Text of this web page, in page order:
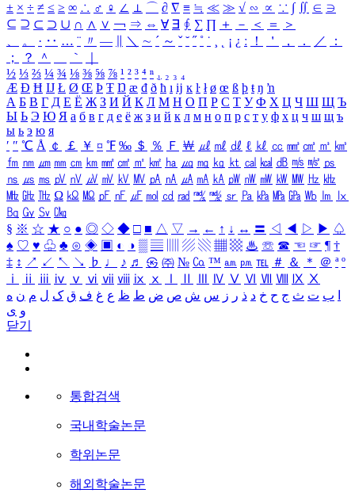
± × ÷ ≠ ≤ ≥ ∞ ∴ ♂ ♀ ∠ ⊥ ⌒ ∂ ∇ ≡ ≒ ≪ ≫ √ ∽ ∝ ∵ ∫ ∬ ∈ ∋
⊆ ⊇ ⊂ ⊃ ∪ ∩ ∧ ∨ ￢ ⇒ ⇔ ∀ ∃ ∮ ∑ ∏ ＋ － ＜ ＝
＞
、
。 · ‥ … ¨ 〃 ― ＼ ∼ ´ ～ ˇ ˘ ˝ ˚ ˙ ¸ ¡ ¿ ː ！ ＇ ， ． ／
：
；
？ ＾ ｀
½ ⅓ ⅔ ¼ ¾ ⅛ ⅜ ⅝ ⅞ ¹ ² ³ ⁴ ⁿ ₁ ₂ ₃ ₄
Æ Ð Ħ Ĳ Ł Ø Œ Þ Ŧ Ŋ æ đ ð ħ ı ĳ ĸ ŀ ł ø œ ß þ ŧ ŋ ŉ
А Б В Г Д Е Ё Ж З И Й К Л М Н О П Р С Т У Ф Х Ц Ч Ш Щ Ъ
Ы Ь Э Ю Я а б в г д е ё ж з и й к л м н о п р с т у ф х ц ч ш щ ъ
ы ь э ю я
′ ″ ℃ Å ￠ ￡ ￥ ¤ ℉ ‰ ＄ ％ Ｆ ￦ ㎕ ㎖ ㎗ ℓ ㎘ ㏄ ㎣ ㎤ ㎥ ㎦
㎙ ㎚ ㎛ ㎜ ㎝ ㎞ ㎟ ㎠ ㎡ ㎢ ㏊ ㎍ ㎎ ㎏ ㏏ ㎈ ㎉ ㏈ ㎧ ㎨ ㎰
㎱ ㎲ ㎳ ㎴ ㎵ ㎶ ㎷ ㎸ ㎹ ㎀ ㎁ ㎂ ㎃ ㎄ ㎺ ㎻ ㎽ ㎾ ㎿ ㎐ ㎑
㎒ ㎓ ㎔ Ω ㏀ ㏁ ㎊ ㎋ ㎌ ㏖ ㏅ ㎭ ㎮ ㎯ ㏛ ㎩ ㎪ ㎫ ㎬ ㏝ ㏐
㏓
㏃ ㏉ ㏜ ㏆
§ ※ ☆ ★ ○ ● ◎ ◇ ◆ □ ■ △ ▽ → ← ↑ ↓ ↔ 〓 ◁ ◀ ▷ ▶ ♤
♠ ♡ ♥ ♧ ♣ ⊙ ◈ ▣ ◐ ◑ ▒ ▤ ▨ ▧ ▦ ▩ ♨ ☏ ☎ ☜ ☞ ¶ †
‡ ↕ ↗ ↙ ↖ ↘ ♭ ♩ ♪ ♬ ㉿ ㈜ № ㏇ ™ ㏂ ㏘ ℡ ＃ ＆ ＊ ＠ ª º
ⅰ
ⅱ ⅲ ⅳ ⅴ ⅵ ⅶ ⅷ ⅸ ⅹ Ⅳ Ⅴ Ⅵ Ⅶ Ⅷ Ⅸ Ⅹ
ب ت ث ج ح خ د ذ ر ز س ش ص ض ط ظ ع غ ف ق ک ل م ن ه
و ی
닫기
통합검색
국내학술논문
학위논문
해외학술논문